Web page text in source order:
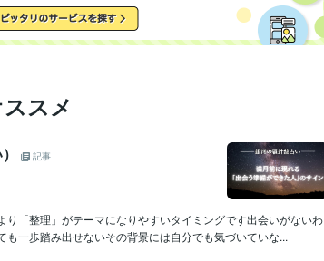
スメ
記事
「整理」がテーマになりやすいタイミングです出会いがないわ
一歩踏み出せないその背景には自分でも気づいていな...